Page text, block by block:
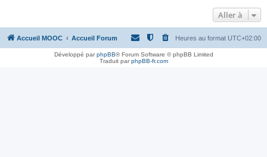
Aller à
Accueil MOOC Accueil Forum Heures au format UTC+02:00
Développé parphpBB® Forum Software © phpBB Limited
Traduit parphpBB-fr.com